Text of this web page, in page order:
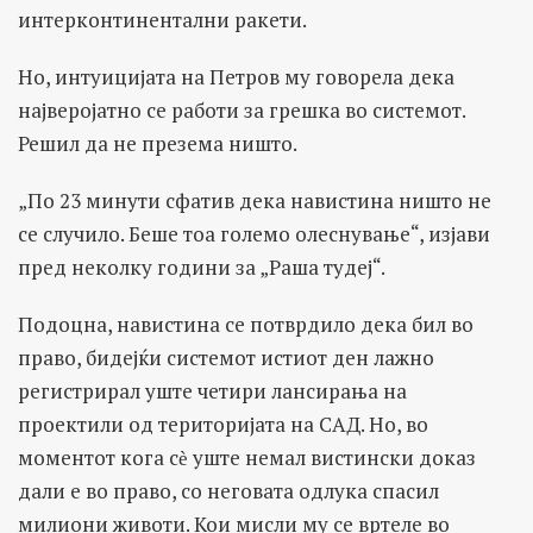
интерконтинентални ракети.
Но, интуицијата на Петров му говорела дека
најверојатно се работи за грешка во системот.
Решил да не презема ништо.
„По 23 минути сфатив дека навистина ништо не
се случило. Беше тоа големо олеснување“, изјави
пред неколку години за „Раша тудеј“.
Подоцна, навистина се потврдило дека бил во
право, бидејќи системот истиот ден лажно
регистрирал уште четири лансирања на
проектили од територијата на САД. Но, во
моментот кога сѐ уште немал вистински доказ
дали е во право, со неговата одлука спасил
милиони животи. Кои мисли му се вртеле во